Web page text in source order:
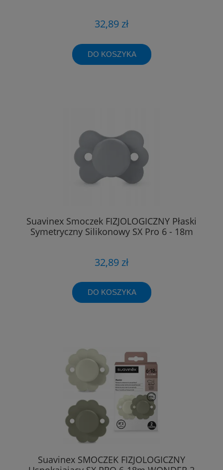
32,89 zł
DO KOSZYKA
Suavinex Smoczek FIZJOLOGICZNY Płaski
Symetryczny Silikonowy SX Pro 6 - 18m
32,89 zł
DO KOSZYKA
Suavinex SMOCZEK FIZJOLOGICZNY